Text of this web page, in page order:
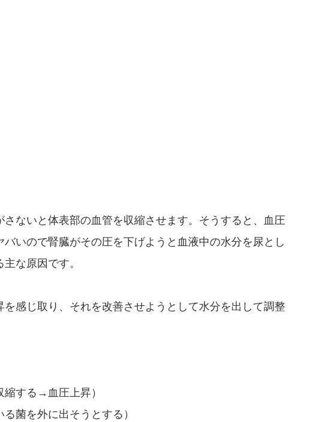
ないと体表部の血管を収縮させます。そうすると、血圧
いので腎臓がその圧を下げようと血液中の水分を尿とし
な原因です。
感じ取り、それを改善させようとして水分を出して調整
する→血圧上昇）
菌を外に出そうとする）